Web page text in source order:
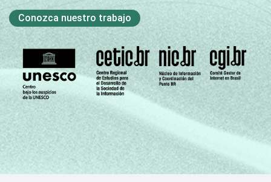
Conozca nuestro trabajo